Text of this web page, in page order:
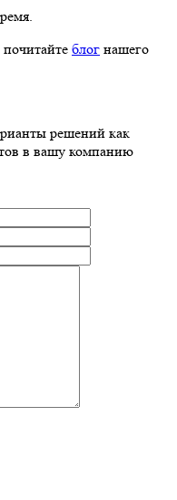
блог нашего
решений как
в вашу компанию